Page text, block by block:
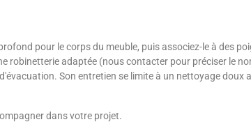
pour le corps du meuble, puis associez-le à des
robinetterie adaptée (nous contacter pour préciser le
Son entretien se limite à un nettoyage doux
dans votre projet.